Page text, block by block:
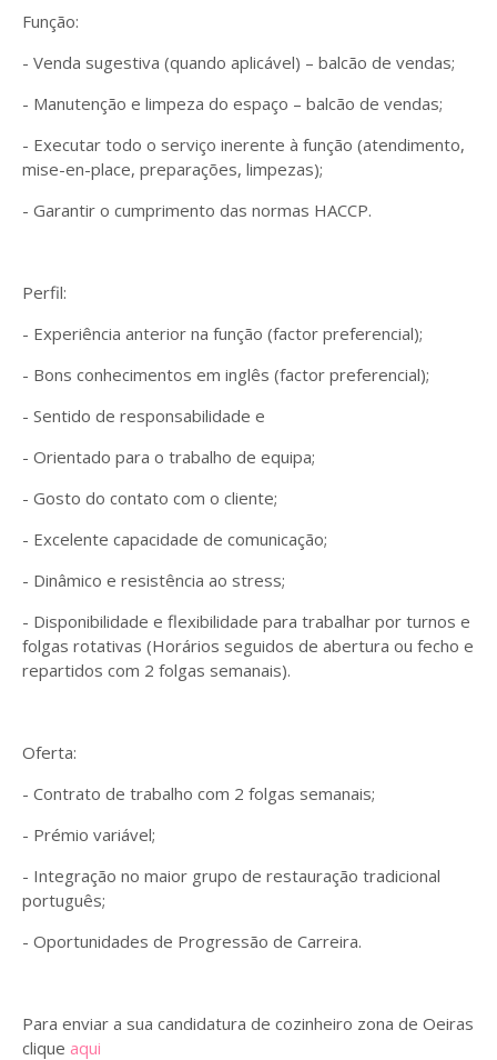
Função:
- Venda sugestiva (quando aplicável) – balcão de vendas;
- Manutenção e limpeza do espaço – balcão de vendas;
- Executar todo o serviço inerente à função (atendimento,
mise-en-place, preparações, limpezas);
- Garantir o cumprimento das normas HACCP.
Perfil:
- Experiência anterior na função (factor preferencial);
- Bons conhecimentos em inglês (factor preferencial);
- Sentido de responsabilidade e
- Orientado para o trabalho de equipa;
- Gosto do contato com o cliente;
- Excelente capacidade de comunicação;
- Dinâmico e resistência ao stress;
- Disponibilidade e flexibilidade para trabalhar por turnos e
folgas rotativas (Horários seguidos de abertura ou fecho e
repartidos com 2 folgas semanais).
Oferta:
- Contrato de trabalho com 2 folgas semanais;
- Prémio variável;
- Integração no maior grupo de restauração tradicional
português;
- Oportunidades de Progressão de Carreira.
Para enviar a sua candidatura de cozinheiro zona de Oeiras
clique aqui